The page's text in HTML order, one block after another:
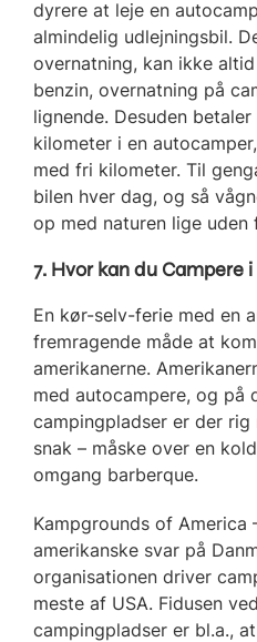
dyrere at leje en
almindelig udlejningsbil.
overnatning, kan ikke
benzin, overnatning på
lignende. Desuden
kilometer i en
med fri kilometer. Til
bilen hver dag, og så
op med naturen lige uden
7. Hvor kan du Campere i
En kør-selv-ferie med en
fremragende måde at
amerikanerne.
med autocampere, og på
campingpladser er der
snak – måske over en
omgang barberque.
Kampgrounds of America
amerikanske svar på
organisationen driver
meste af USA. Fidusen
campingpladser er bl.a.,